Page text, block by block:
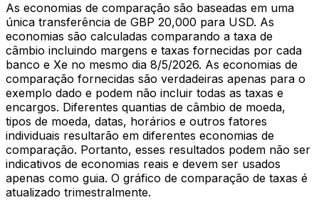
As economias de comparação são baseadas em uma
única transferência de GBP 20,000 para USD. As
economias são calculadas comparando a taxa de
câmbio incluindo margens e taxas fornecidas por cada
banco e Xe no mesmo dia 8/5/2026. As economias de
comparação fornecidas são verdadeiras apenas para o
exemplo dado e podem não incluir todas as taxas e
encargos. Diferentes quantias de câmbio de moeda,
tipos de moeda, datas, horários e outros fatores
individuais resultarão em diferentes economias de
comparação. Portanto, esses resultados podem não ser
indicativos de economias reais e devem ser usados
apenas como guia. O gráfico de comparação de taxas é
atualizado trimestralmente.